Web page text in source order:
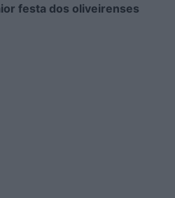
festa dos oliveirenses